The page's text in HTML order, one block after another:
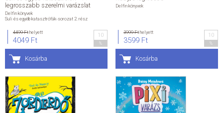
legrosszabb szerelmi varázslat
Delfin könyvek
Suli és egyéb katasztrófák-sorozat 2. rész
4499 Fthelyett
4049 Ft
10
Kosárba
Delfin könyvek
3999 Fthelyett
3599 Ft
10
Kosárba